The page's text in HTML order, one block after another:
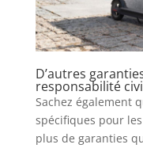
D’autres
responsabilité
Sachez également
spécifiques pour
plus de garanties